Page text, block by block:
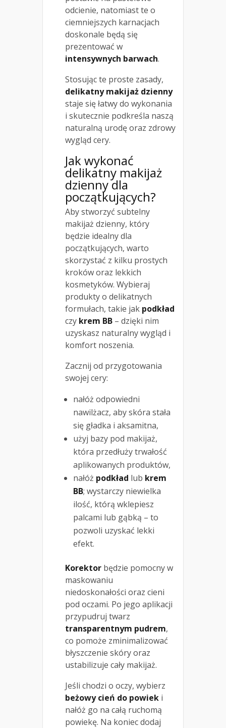
odcienie, natomiast te o
ciemniejszych karnacjach
doskonale będą się
prezentować w
intensywnych barwach.
Stosując te proste zasady,
delikatny makijaż dzienny
staje się łatwy do wykonania
i skutecznie podkreśla naszą
naturalną urodę oraz zdrowy
wygląd cery.
Jak wykonać
delikatny makijaż
dzienny dla
początkujących?
Aby stworzyć subtelny
makijaż dzienny, który
będzie idealny dla
początkujących, warto
skorzystać z kilku prostych
kroków oraz lekkich
kosmetyków. Wybieraj
produkty o delikatnych
formułach, takie jak podkład
czy krem BB – dzięki nim
uzyskasz naturalny wygląd i
komfort noszenia.
Zacznij od przygotowania
swojej cery:
nałóż odpowiedni
nawilżacz, aby skóra stała
się gładka i aksamitna,
użyj bazy pod makijaż,
która przedłuży trwałość
aplikowanych produktów,
nałóż podkład lub krem
BB; wystarczy niewielka
ilość, którą wklepiesz
palcami lub gąbką – to
pozwoli uzyskać lekki
efekt.
Korektor będzie pomocny w
maskowaniu
niedoskonałości oraz cieni
pod oczami. Po jego aplikacji
przypudruj twarz
transparentnym pudrem,
co pomoże zminimalizować
błyszczenie skóry oraz
ustabilizuje cały makijaż.
Jeśli chodzi o oczy, wybierz
beżowy cień do powiek i
nałóż go na całą ruchomą
powiekę. Na koniec dodaj